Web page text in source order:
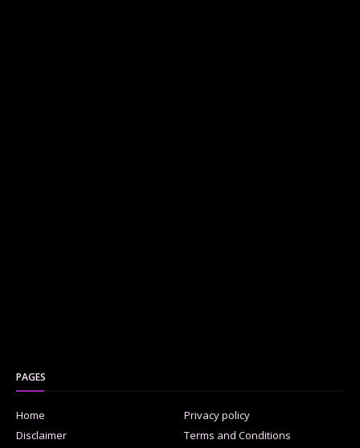
PAGES
Home
Privacy policy
Disclaimer
Terms and Conditions